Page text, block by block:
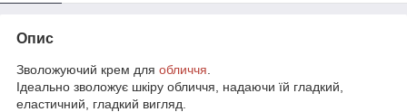
Опис
Зволожуючий крем для обличчя
Ідеально зволожує шкіру обличчя, надаючи їй гладкий,
еластичний, гладкий вигляд.